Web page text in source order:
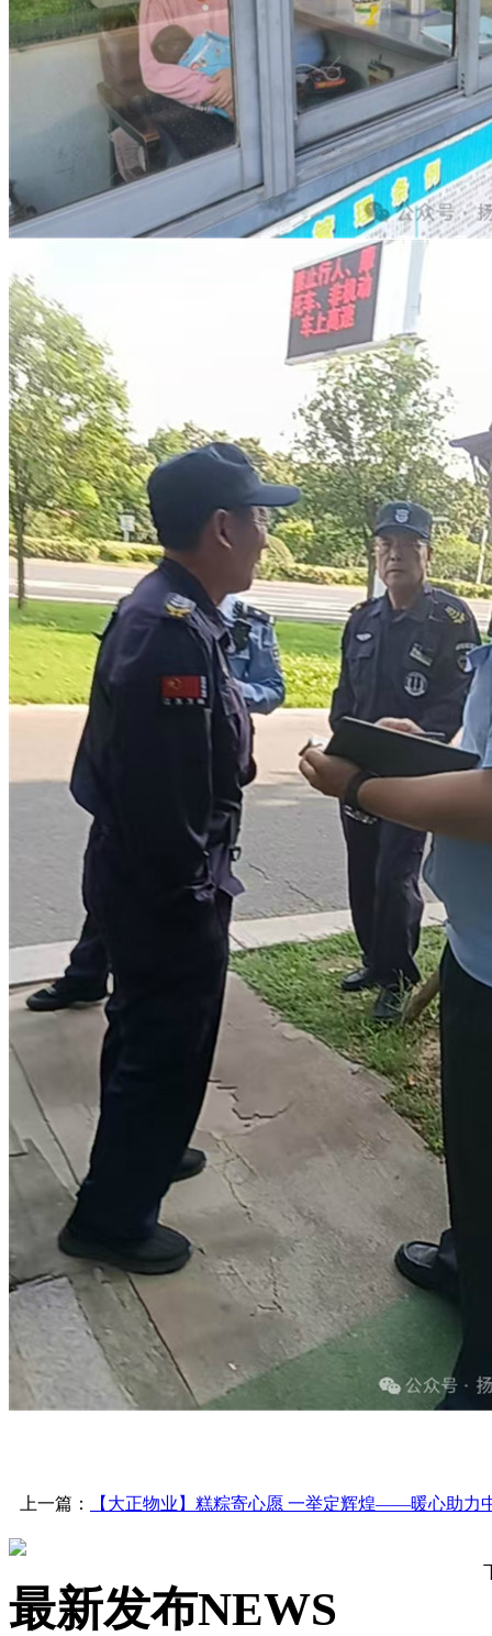
上一篇： 【大正物业】糕粽寄心愿 一举定辉煌——暖心助力
最新发布NEWS